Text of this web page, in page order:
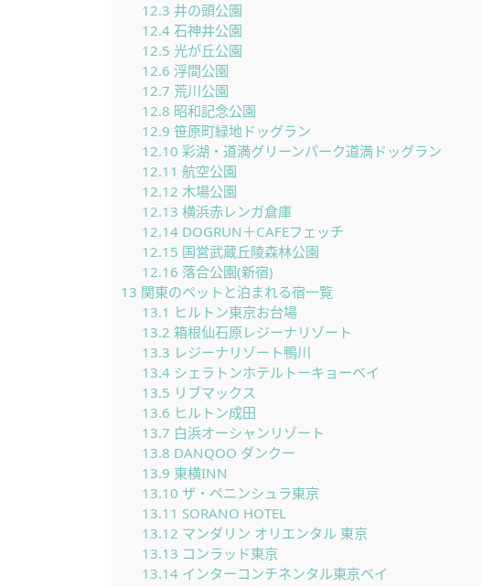
12.3 井の頭公園
12.4石神井公園
12.5 光が丘公園
12.6 浮間公園
12.7 荒川公園
12.8 昭和記念公園
12.9 笹原町緑地ドッグラン
12.10 彩湖・道満グリーンパーク道満ドッグラン
12.11 航空公園
12.12 木場公園
12.13 横浜赤レンガ倉庫
12.14DOGRUN＋CAFEフェッチ
12.15 国営武蔵丘陵森林公園
12.16 落合公園(新宿)
13 関東のペットと泊まれる宿一覧
13.1 ヒルトン東京お台場
13.2 箱根仙石原レジーナリゾート
13.3 レジーナリゾート鴨川
13.4シェラトンホテルトーキョーベイ
13.5 リブマックス
13.6 ヒルトン成田
13.7 白浜オーシャンリゾート
13.8 DANQOO ダンクー
13.9 東横INN
13.10 ザ・ペニンシュラ東京
13.11 SORANO HOTEL
13.12 マンダリン オリエンタル 東京
13.13 コンラッド東京
13.14インターコンチネンタル東京ベイ